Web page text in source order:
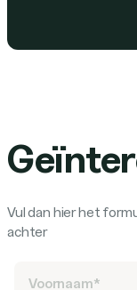
Vul dan hier het
achter